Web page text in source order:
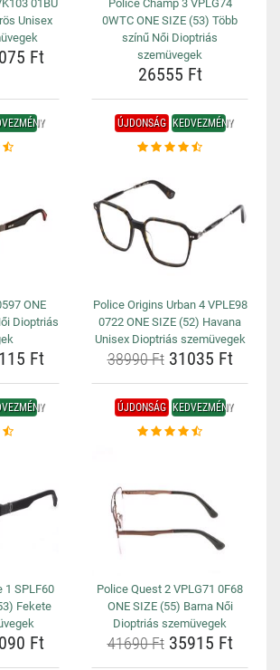
01BU
Unisex
Ft
Police Champ 3 VPLG74
0WTC ONE SIZE (53) Több
színű Női Dioptriás
szemüvegek
26555 Ft
ONE
Dioptriás
Ft
ÚJDONSÁG KEDVEZMÉNY
Police Origins Urban 4 VPLE98
0722 ONE SIZE (52) Havana
Unisex Dioptriás szemüvegek
38990 Ft31035 Ft
1 SPLF60
Fekete
Ft
ÚJDONSÁG KEDVEZMÉNY
Police Quest 2 VPLG71 0F68
ONE SIZE (55) Barna Női
Dioptriás szemüvegek
41690 Ft35915 Ft